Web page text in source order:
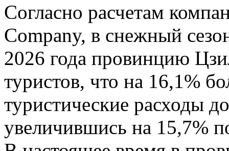
Согласно расчетам
Company, в снежный
2026 года провинцию
туристов, что на 16,1%
туристические расходы
увеличившись на 15,7%